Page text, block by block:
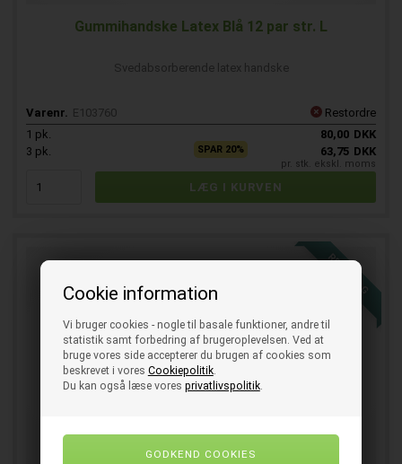
Cookie information
Vi bruger cookies - nogle til basale funktioner, andre til
statistik samt forbedring af brugeroplevelsen. Ved at
bruge vores side accepterer du brugen af cookies som
beskrevet i vores Cookiepolitik.
Du kan også læse vores privatlivspolitik.
Gummihandske Latex Blå 12 par str. L
Svedabsorberende latex handske
Varenr. E103760
Restordre
1 pk. 80,00 DKK
3 pk. SPAR 20% 63,75 DKK
pr. stk. ekskl. moms
RESTSALG